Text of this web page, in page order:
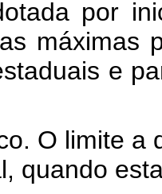
por
máximas
e
O limite a
quando